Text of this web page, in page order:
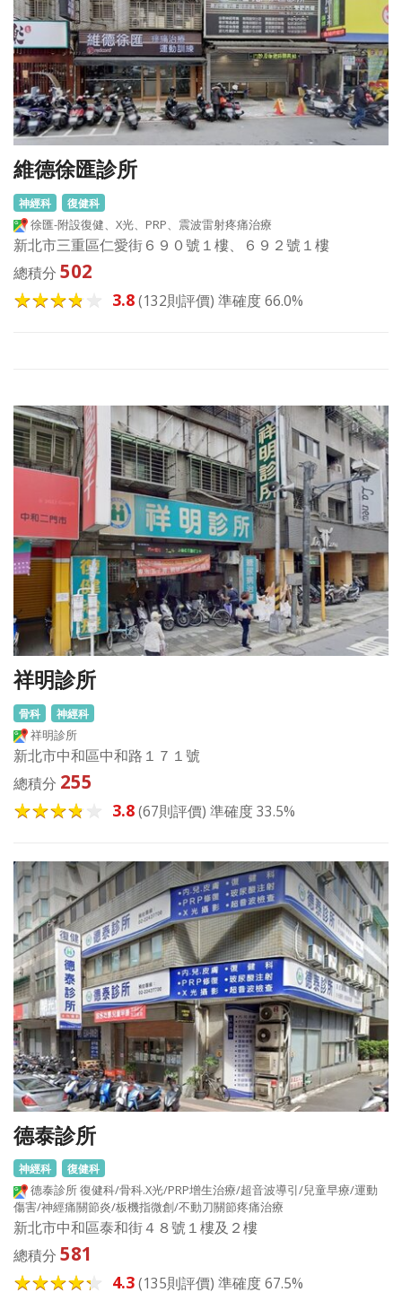
維德徐匯診所
神經科 復健科
徐匯-附設復健、X光、PRP、震波雷射疼痛治療
新北市三重區仁愛街６９０號１樓、６９２號１樓
總積分 502
3.8(132則評價) 準確度 66.0%
祥明診所
骨科 神經科
祥明診所
新北市中和區中和路１７１號
總積分 255
3.8(67則評價) 準確度 33.5%
德泰診所
神經科 復健科
德泰診所 復健科/骨科.X光/PRP增生治療/超音波導引/兒童早療/運動
傷害/神經痛關節炎/板機指微創/不動刀關節疼痛治療
新北市中和區泰和街４８號１樓及２樓
總積分 581
4.3(135則評價) 準確度 67.5%